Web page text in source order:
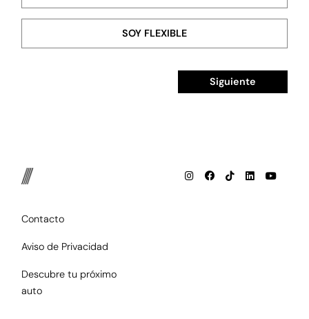
SOY FLEXIBLE
Siguiente
Contacto
Aviso de Privacidad
Descubre tu próximo
auto